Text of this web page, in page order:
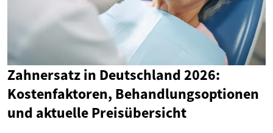
Zahnersatz in Deutschland 2026:
Kostenfaktoren, Behandlungsoptionen
und aktuelle Preisübersicht